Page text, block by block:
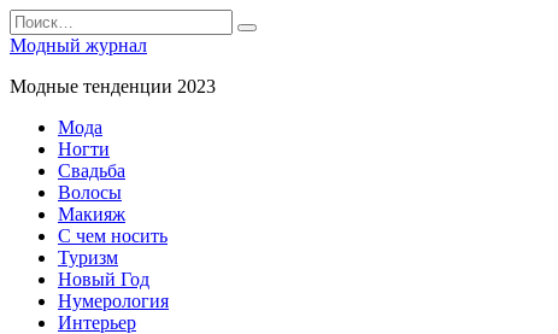
Перейти
к
содержанию
Search
for:
Модный журнал
Модные тенденции 2023
Мода
Ногти
Свадьба
Волосы
Макияж
С чем носить
Туризм
Новый Год
Нумерология
Интерьер